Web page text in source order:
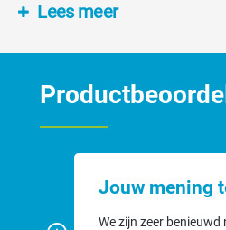
Lees meer
Jouw mening
We zijn zeer